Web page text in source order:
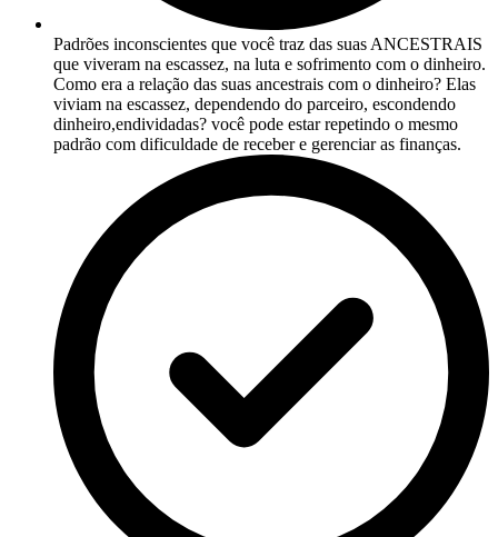
Padrões inconscientes que você traz das suas ANCESTRAIS
que viveram na escassez, na luta e sofrimento com o dinheiro.
Como era a relação das suas ancestrais com o dinheiro? Elas
viviam na escassez, dependendo do parceiro, escondendo
dinheiro,endividadas? você pode estar repetindo o mesmo
padrão com dificuldade de receber e gerenciar as finanças.